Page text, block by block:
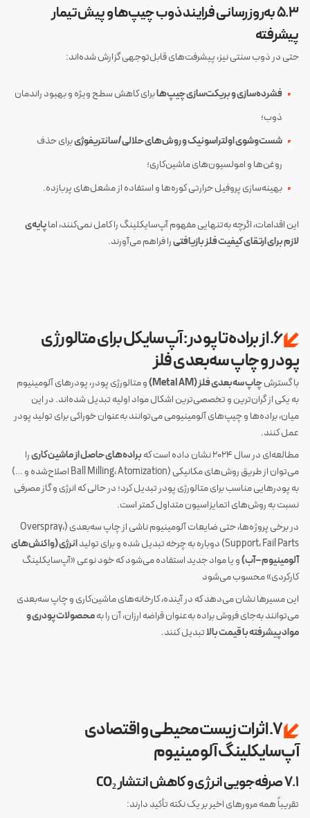
۵.۳ به‌روزرسانی فرایند ذوب چیپ‌ها و پیش‌تیمار
پیشرفته
حتی در ذوب سنتی نیز، پیشرفت‌های قابل‌توجهی گزارش شده‌اند:
فشرده‌سازی و بریکت‌سازی چیپ‌هابرای کاهش سطح ویژه و بهبود راندمان
ذوب؛
شست‌وشوی اولتراسونیک و روش‌های حلالی/سانتریفوژیبرای حذف
روغن‌ها و امولسیون‌های ماشین‌کاری؛
بهینه‌سازی پروفیل حرارتی کوره‌ها و استفاده از مشعل‌های پربازده.
این اقدامات، اگرچه به‌تنهایی مفهوم آپ‌سایکلینگ را کامل نمی‌کنند، اماپایه‌ی
لازم برای ارتقای کیفیت فلز بازیافتیرا فراهم می‌آورند.
۶. از براده تا پودر: آپ‌سایکل برای متالورژی
پودر و چاپ سه‌بعدی فلز
با گسترشچاپ سه‌بعدی فلز (Metal AM)
و متالورژی پودر، پودرهای آلومینیوم
به یکی از گران‌ترین و تخصصی‌ترین اشکال مواد اولیه تبدیل شده‌اند. در این
میان، براده‌ها و چیپ‌های آلومینیومی می‌توانند به‌عنوان خوراکی برای تولید پودر
عمل کنند.
مطالعه‌ای در سال ۲۰۲۴ نشان داده است که
براده‌های حاصل از ماشین‌کاریرا
می‌توان از طریق روش‌های مکانیکی (Ball Milling، Atomization اصلاح‌شده و …)
به پودرهایی مناسب برای متالورژی پودر تبدیل کرد؛ در حالی که انرژی و گاز مصرفی
نسبت به روش‌های اتمایزاسیون متداول کمتر است.
در برخی پروژه‌ها، حتی ضایعات آلومینیوم ناشی از چاپ سه‌بعدی (Overspray،
Support، Fail Parts) دوباره به چرخه تبدیل شده و برای تولید
انرژی (واکنش‌های
آلومینیوم–آب)و یا مواد جدید استفاده می‌شود که خود نوعی «آپ‌سایکلینگ
کارکردی» محسوب می‌شود
این مسیرها نشان می‌دهد که در آینده، کارخانه‌های ماشین‌کاری و چاپ سه‌بعدی
می‌توانند به‌جای فروش براده به‌عنوان قراضه ارزان، آن را بهمحصولات پودری و
مواد پیشرفته با قیمت بالاتبدیل کنند.
۷. اثرات زیست‌محیطی و اقتصادی
آپ‌سایکلینگ آلومینیوم
۷.۱ صرفه‌جویی انرژی و کاهش انتشار CO₂
تقریباً همه مرورهای اخیر بر یک نکته تأکید دارند: